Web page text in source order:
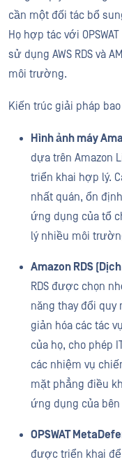
cần một đối tác bổ
Họ hợp tác với
sử dụng AWS RDS và
môi trường.
Kiến trúc giải pháp
Hình ảnh máy
dựa trên Amazon
triển khai hợp lý.
nhất quán, ổn
ứng dụng của tổ
lý nhiều môi
Amazon RDS
RDS được chọn
năng thay đổi quy
giản hóa các tác
của họ, cho phép
các nhiệm vụ
mặt phẳng điều
ứng dụng của
OPSWAT
được triển khai